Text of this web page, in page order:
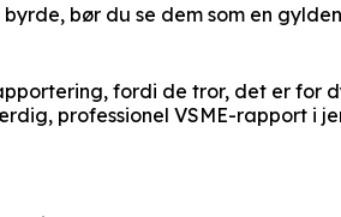
bør du se dem som en gylden
fordi de tror, det er for
professionel VSME-rapport i